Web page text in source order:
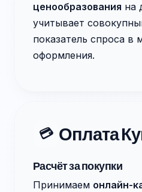
ценообразования на
учитывает
показатель спроса в
оформления.
💳 Оплата
Расчёт за покупки
Принимаем онлайн-